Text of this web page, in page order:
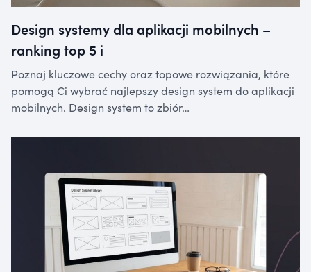
Design systemy dla aplikacji mobilnych –
ranking top 5 i
Poznaj kluczowe cechy oraz topowe rozwiązania, które
pomogą Ci wybrać najlepszy design system do aplikacji
mobilnych. Design system to zbiór…